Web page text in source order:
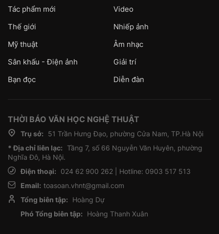
Tác phẩm mới
Video
Thế giới
Nhiếp ảnh
Mỹ thuật
Âm nhạc
Sân khấu - Điện ảnh
Giải trí
Bạn đọc
Diễn đàn
THỜI BÁO VĂN HỌC NGHỆ THUẬT
Trụ sở:
51 Trần Hưng Đạo, phường Cửa Nam, TP.Hà Nội
* Địa chỉ liên lạc: Tầng 7, số 66 Nguyễn Văn Huyên, phường
Nghĩa Đô, Hà Nội.
Điện thoại:
024 62 900 262 | Hotline: 0903 517 513
Email: toasoan.vhnt@gmail.com
Tổng biên tập:
Hoàng Dự
Phó Tổng biên tập:
Hoàng Thanh Xuân